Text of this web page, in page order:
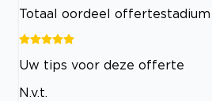
Totaal oordeel offertestadium
Uw tips voor deze offerte
N.v.t.